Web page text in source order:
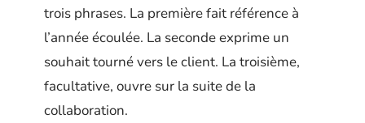
trois phrases. La première fait référence à
l’année écoulée. La seconde exprime un
souhait tourné vers le client. La troisième,
facultative, ouvre sur la suite de la
collaboration.